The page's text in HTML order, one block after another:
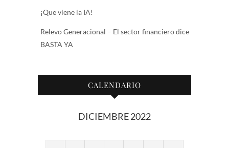
¡Que viene la IA!
Relevo Generacional – El sector financiero dice
BASTA YA
CALENDARIO
DICIEMBRE 2022